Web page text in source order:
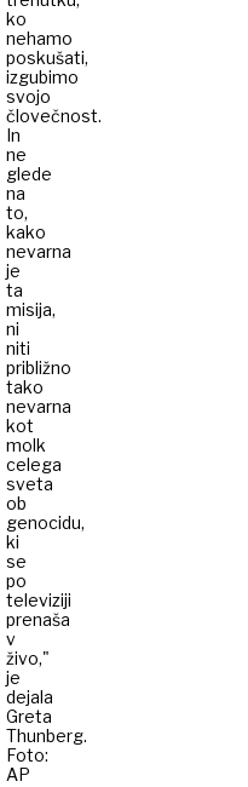
ko
nehamo
poskušati,
izgubimo
svojo
človečnost.
In
ne
glede
na
to,
kako
nevarna
je
ta
misija,
ni
niti
približno
tako
nevarna
kot
molk
celega
sveta
ob
genocidu,
ki
se
po
televiziji
prenaša
v
živo,"
je
dejala
Greta
Thunberg.
Foto:
AP